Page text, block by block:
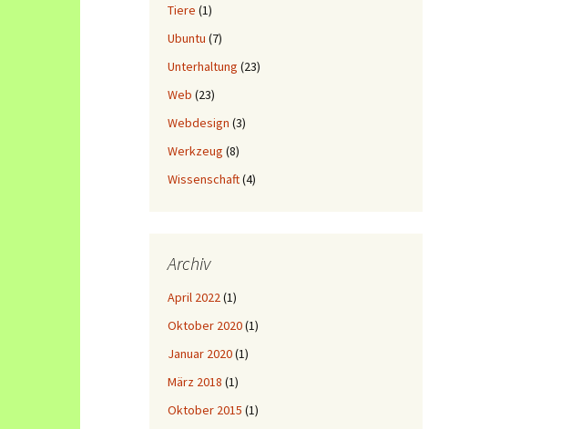
Tiere (1)
Ubuntu (7)
Unterhaltung (23)
Web (23)
Webdesign (3)
Werkzeug (8)
Wissenschaft(4)
Archiv
April 2022(1)
Oktober 2020(1)
Januar 2020(1)
März 2018 (1)
Oktober 2015 (1)